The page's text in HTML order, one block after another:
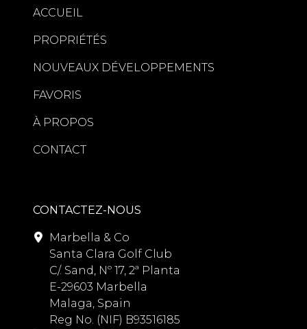
ACCUEIL
PROPRIÉTÉS
NOUVEAUX DÉVELOPPEMENTS
FAVORIS
À PROPOS
CONTACT
CONTACTEZ-NOUS
Marbella & Co
Santa Clara Golf Club
C/. Sand, Nº 17, 2ª Planta
E-29603 Marbella
Malaga, Spain
Reg No. (NIF) B93516185